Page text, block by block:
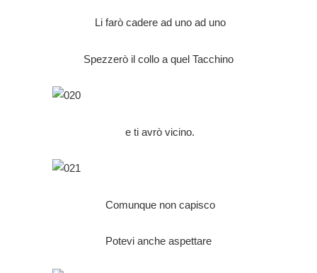
Li farò cadere ad uno ad uno
Spezzerò il collo a quel Tacchino
e ti avrò vicino.
Comunque non capisco
Potevi anche aspettare